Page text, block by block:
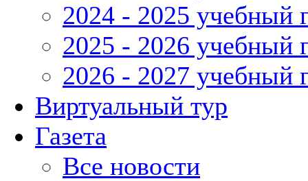
2024 - 2025 учебный
2025 - 2026 учебный
2026 - 2027 учебный
Виртуальный тур
Газета
Все новости